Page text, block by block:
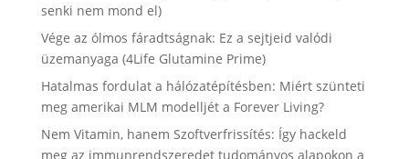
senki nem mond el)
Vége az ólmos fáradtságnak: Ez a sejtjeid valódi
üzemanyaga (4Life Glutamine Prime)
Hatalmas fordulat a hálózatépítésben: Miért szünteti
meg amerikai MLM modelljét a Forever Living?
Nem Vitamin, hanem Szoftverfrissítés: Így hackeld
meg az immunrendszeredet tudományos alapokon a